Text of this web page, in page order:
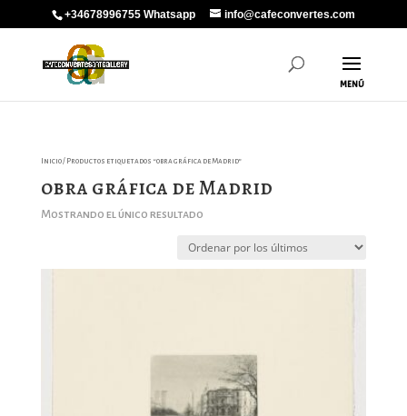
+34678996755 Whatsapp info@cafeconvertes.com
Inicio/ Productos etiquetados “obra gráfica de Madrid”
obra gráfica de Madrid
Mostrando el único resultado